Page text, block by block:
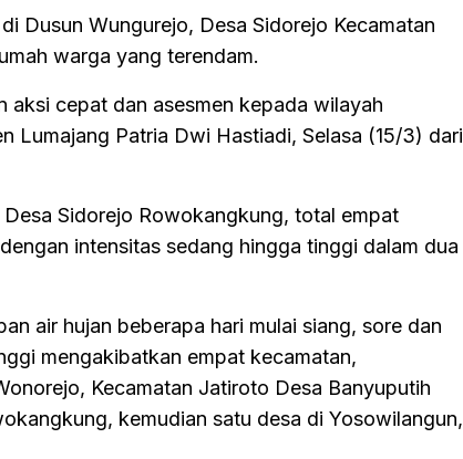
Dusun Wungurejo, Desa Sidorejo Kecamatan
warga yang terendam.
aksi cepat dan asesmen kepada wilayah
Lumajang Patria Dwi Hastiadi, Selasa (15/3) dari
Sidorejo Rowokangkung, total empat
intensitas sedang hingga tinggi dalam dua
air hujan beberapa hari mulai siang, sore dan
mengakibatkan empat kecamatan,
Kecamatan Jatiroto Desa Banyuputih
kemudian satu desa di Yosowilangun,